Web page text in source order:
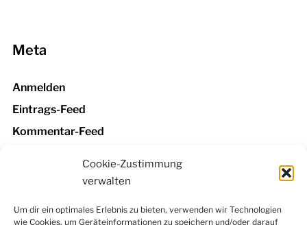
Cookie-Zustimmung
verwalten
Um dir ein optimales Erlebnis zu bieten, verwenden wir Technologien
wie Cookies, um Geräteinformationen zu speichern und/oder darauf
Meta
Anmelden
Eintrags-Feed
Kommentar-Feed